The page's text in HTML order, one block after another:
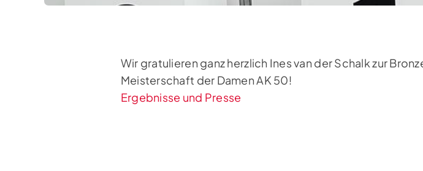
Wir gratulieren ganz herzlich Ines van der Schalk zur
Meisterschaft der Damen AK 50!
Ergebnisse und Presse